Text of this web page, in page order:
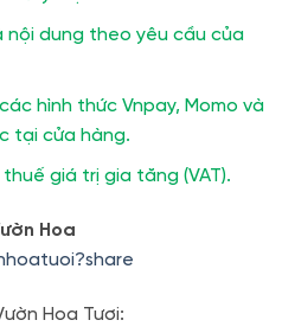
nội dung theo yêu cầu của
hình thức Vnpay, Momo và
tại cửa hàng.
giá trị gia tăng (VAT).
Hoa
Hoa Tươi: